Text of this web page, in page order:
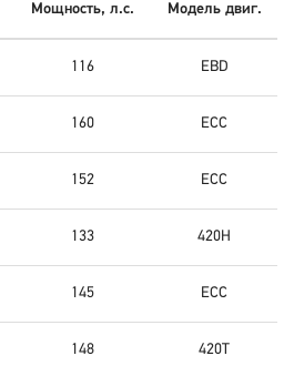
Мощность, л.с. Модель двиг.
116 EBD
160 ECC
152 ECC
133 420H
145 ECC
148 420T